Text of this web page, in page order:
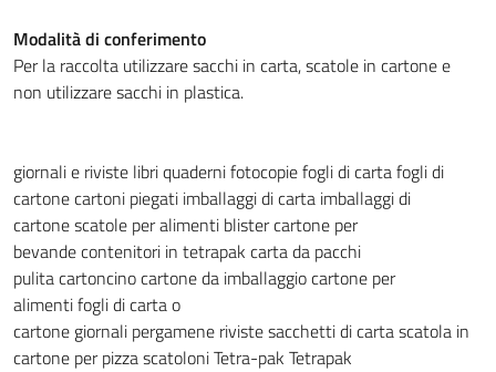
Modalità di conferimento
Per la raccolta utilizzare sacchi in carta, scatole in cartone e
non utilizzare sacchi in plastica.
giornali e riviste libriquadernifotocopiefogli di cartafogli di
cartonecartoni piegati imballaggi di carta imballaggi di
cartonescatole per alimenti blistercartone per
bevandecontenitori in tetrapak carta da pacchi
pulitacartoncinocartone da imballaggiocartone per
alimentifogli di carta o
cartone giornali pergamene rivistesacchetti di cartascatola in
cartone per pizzascatoloniTetra-pak Tetrapak